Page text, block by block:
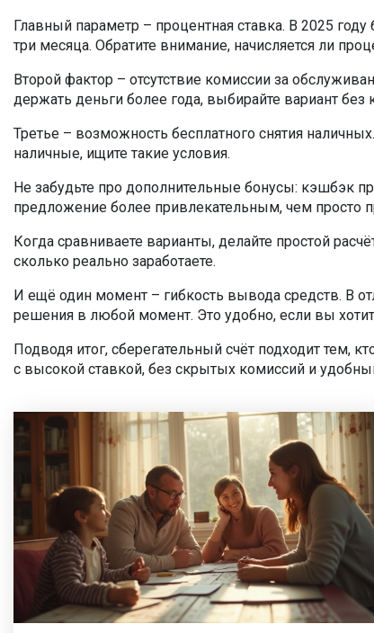
Главный параметр – процентная ставка. В 2025
три месяца. Обратите внимание, начисляется ли
Второй фактор – отсутствие комиссии за
держать деньги более года, выбирайте вариант без
Третье – возможность бесплатного снятия
наличные, ищите такие условия.
Не забудьте про дополнительные бонусы: кэшбэк
предложение более привлекательным, чем просто
Когда сравниваете варианты, делайте простой
сколько реально заработаете.
И ещё один момент – гибкость вывода средств. В
решения в любой момент. Это удобно, если вы
Подводя итог, сберегательный счёт подходит тем,
с высокой ставкой, без скрытых комиссий и